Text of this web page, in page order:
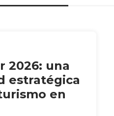
2026: una
estratégica
en